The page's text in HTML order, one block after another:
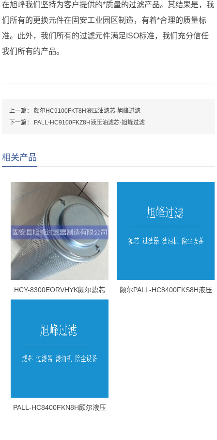
在旭峰我们坚持为客户提供的*质量的过滤产品。其结果是，我
们所有的更换元件在固安工业园区制造，有着*合理的质量标
准。此外，我们所有的过滤元件满足ISO标准，我们充分信任
我们所有的产品。
上一篇：颇尔HC9100FKT8H液压油滤芯-旭峰过滤
下一篇：
PALL-HC9100FKZ8H液压油滤芯-旭峰过滤
相关产品
HCY-8300EORVHYK颇尔滤芯
颇尔PALL-HC8400FKS8H液压
PALL-HC8400FKN8H颇尔液压